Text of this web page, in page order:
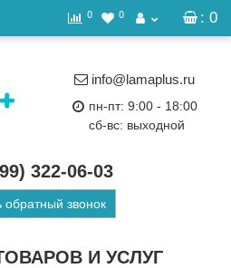
: 0
0 0
И УСЛУГ
info@lamaplus.ru
пн-пт: 9:00 - 18:00
сб-вс: выходной
322-06-03
обратный звонок